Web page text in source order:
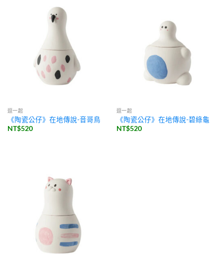
逗一起
《陶瓷公仔》在地傳說-音哥鳥
NT$520
逗一起
《陶瓷公仔》在地傳說-碧綠龜
NT$520